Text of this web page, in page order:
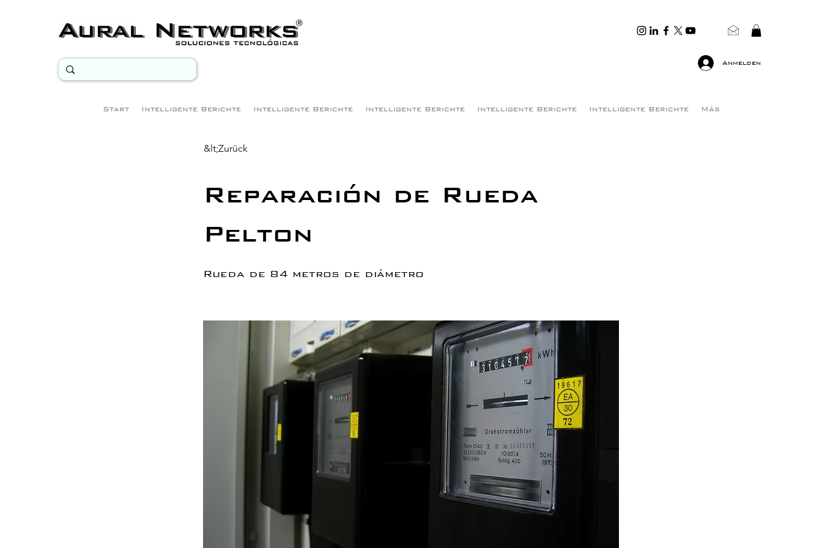
Anmelden
Start Intelligente Berichte Intelligente Berichte Intelligente Berichte Intelligente Berichte Intelligente Berichte Más
&lt;Zurück
Reparación de Rueda
Pelton
Rueda de 84 metros de diámetro